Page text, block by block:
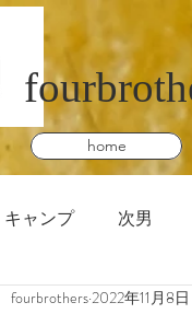
home
キャンプ 次男
fourbrothers 2022年11月8日